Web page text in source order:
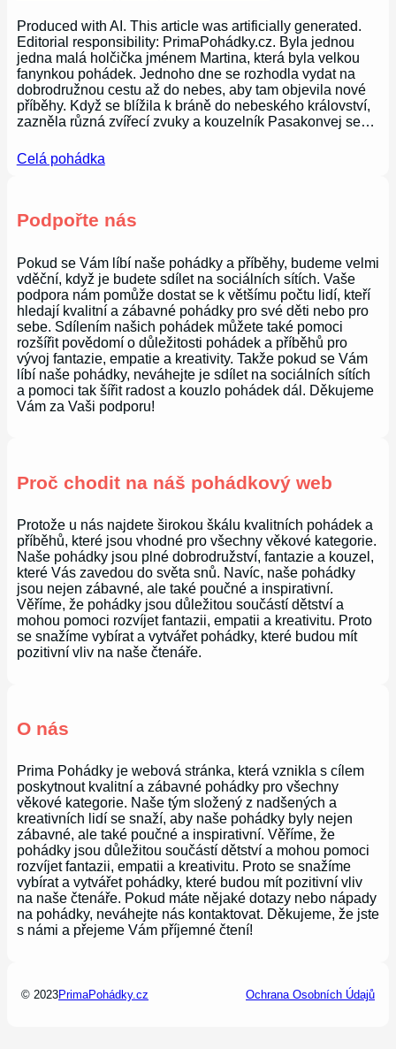
Produced with AI. This article was artificially generated.
Editorial responsibility: PrimaPohádky.cz. Byla jednou
jedna malá holčička jménem Martina, která byla velkou
fanynkou pohádek. Jednoho dne se rozhodla vydat na
dobrodružnou cestu až do nebes, aby tam objevila nové
příběhy. Když se blížila k bráně do nebeského království,
zazněla různá zvířecí zvuky a kouzelník Pasakonvej se…
Celá pohádka
Podpořte nás
Pokud se Vám líbí naše pohádky a příběhy, budeme velmi
vděční, když je budete sdílet na sociálních sítích. Vaše
podpora nám pomůže dostat se k většímu počtu lidí, kteří
hledají kvalitní a zábavné pohádky pro své děti nebo pro
sebe. Sdílením našich pohádek můžete také pomoci
rozšířit povědomí o důležitosti pohádek a příběhů pro
vývoj fantazie, empatie a kreativity. Takže pokud se Vám
líbí naše pohádky, neváhejte je sdílet na sociálních sítích
a pomoci tak šířit radost a kouzlo pohádek dál. Děkujeme
Vám za Vaši podporu!
Proč chodit na náš pohádkový web
Protože u nás najdete širokou škálu kvalitních pohádek a
příběhů, které jsou vhodné pro všechny věkové kategorie.
Naše pohádky jsou plné dobrodružství, fantazie a kouzel,
které Vás zavedou do světa snů. Navíc, naše pohádky
jsou nejen zábavné, ale také poučné a inspirativní.
Věříme, že pohádky jsou důležitou součástí dětství a
mohou pomoci rozvíjet fantazii, empatii a kreativitu. Proto
se snažíme vybírat a vytvářet pohádky, které budou mít
pozitivní vliv na naše čtenáře.
O nás
Prima Pohádky je webová stránka, která vznikla s cílem
poskytnout kvalitní a zábavné pohádky pro všechny
věkové kategorie. Naše tým složený z nadšených a
kreativních lidí se snaží, aby naše pohádky byly nejen
zábavné, ale také poučné a inspirativní. Věříme, že
pohádky jsou důležitou součástí dětství a mohou pomoci
rozvíjet fantazii, empatii a kreativitu. Proto se snažíme
vybírat a vytvářet pohádky, které budou mít pozitivní vliv
na naše čtenáře. Pokud máte nějaké dotazy nebo nápady
na pohádky, neváhejte nás kontaktovat. Děkujeme, že jste
s námi a přejeme Vám příjemné čtení!
© 2023PrimaPohádky.cz Ochrana Osobních Údajů